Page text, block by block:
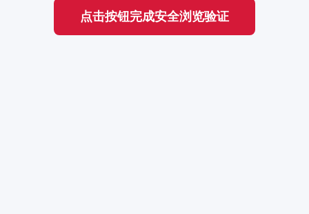
点击按钮完成安全浏览验证